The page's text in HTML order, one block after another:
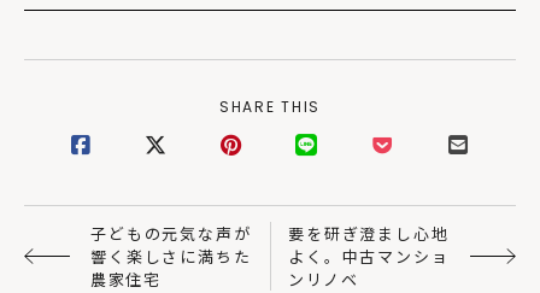
子どもの元気な声が
響く楽しさに満ちた
農家住宅
要を研ぎ澄まし心地
よく。中古マンショ
ンリノベ
SHARE THIS